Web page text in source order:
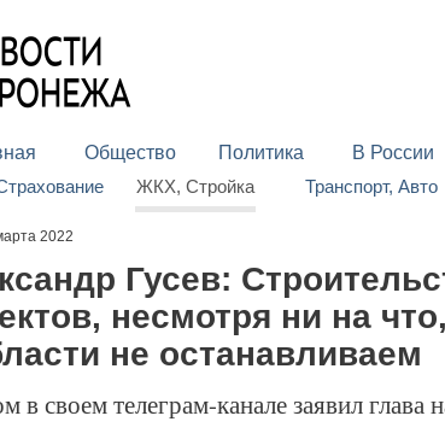
Общество Политика В России
ЖКХ, Стройка Транспорт, Авто
2022
Гусев:
несмотря ни на
не останавливаем
в своем телеграм-канале заявил глава